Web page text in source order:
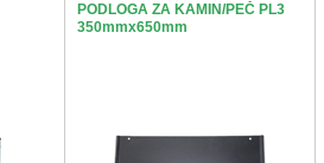
PODLOGA ZA KAMIN/PEČ PL3
350mmx650mm